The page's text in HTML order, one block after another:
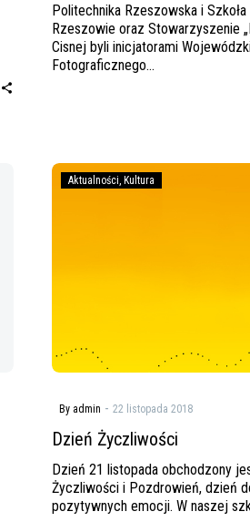
Politechnika Rzeszowska i
Rzeszowie oraz Stowarzyszenie
Cisnej byli inicjatorami
Fotograficznego…
Aktualności Kultura
By admin - 22 listopada 2018
Dzień Życzliwości
Dzień 21 listopada obchodzony
Życzliwości i Pozdrowień, dzień
pozytywnych emocji. W naszej